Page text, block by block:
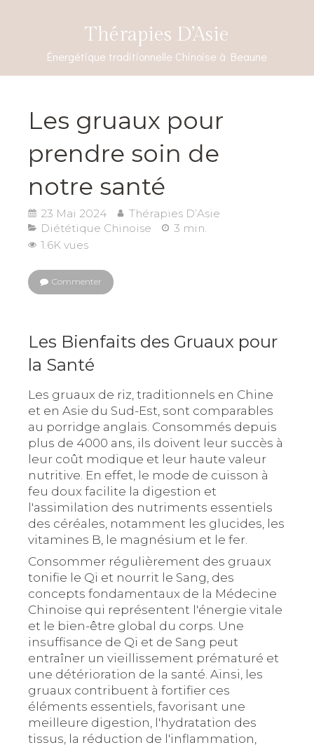
Thérapies D’Asie
Énergétique traditionnelle Chinoise à Beaune
Les gruaux pour
prendre soin de
notre santé
23 Mai 2024
Thérapies D’Asie
Diététique Chinoise
3 min.
1.6K vues
Commenter
Les Bienfaits des Gruaux pour
la Santé
Les gruaux de riz, traditionnels en Chine
et en Asie du Sud-Est, sont comparables
au porridge anglais. Consommés depuis
plus de 4000 ans, ils doivent leur succès à
leur coût modique et leur haute valeur
nutritive. En effet, le mode de cuisson à
feu doux facilite la digestion et
l'assimilation des nutriments essentiels
des céréales, notamment les glucides, les
vitamines B, le magnésium et le fer.
Consommer régulièrement des gruaux
tonifie le Qi et nourrit le Sang, des
concepts fondamentaux de la Médecine
Chinoise qui représentent l'énergie vitale
et le bien-être global du corps. Une
insuffisance de Qi et de Sang peut
entraîner un vieillissement prématuré et
une détérioration de la santé. Ainsi, les
gruaux contribuent à fortifier ces
éléments essentiels, favorisant une
meilleure digestion, l'hydratation des
tissus, la réduction de l'inflammation,